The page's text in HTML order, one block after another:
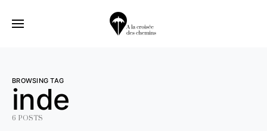
BROWSING TAG
inde
6 POSTS